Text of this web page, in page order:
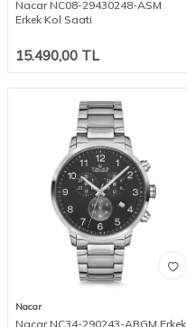
Nacar NC08-29430248-ASM
Erkek Kol Saati
15.490,00 TL
Nacar
Nacar NC34-290243-ABGM Erkek